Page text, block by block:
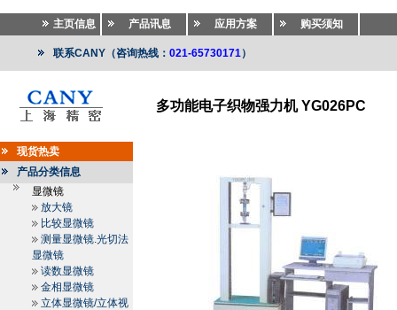
主页信息 产品讯息 应用方案 购买须知
联系CANY（咨询热线： 021-65730171）
多功能电子织物强力机 YG026PC
现货热卖
产品分类信息
显微镜
放大镜
比较显微镜
测量显微镜.光切法
显微镜
读数显微镜
金相显微镜
立体显微镜/立体视